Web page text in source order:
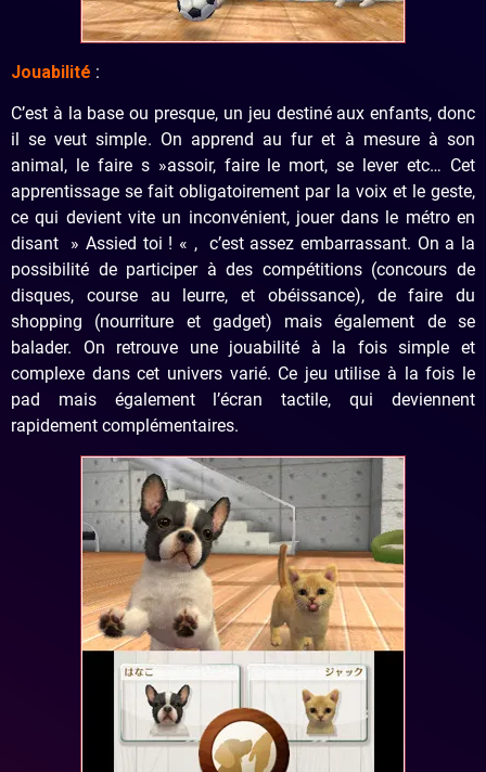
Jouabilité :
C’est à la base ou presque, un jeu destiné aux enfants, donc
il se veut simple. On apprend au fur et à mesure à son
animal, le faire s »assoir, faire le mort, se lever etc… Cet
apprentissage se fait obligatoirement par la voix et le geste,
ce qui devient vite un inconvénient, jouer dans le métro en
disant » Assied toi ! « , c’est assez embarrassant. On a la
possibilité de participer à des compétitions (concours de
disques, course au leurre, et obéissance), de faire du
shopping (nourriture et gadget) mais également de se
balader. On retrouve une jouabilité à la fois simple et
complexe dans cet univers varié. Ce jeu utilise à la fois le
pad mais également l’écran tactile, qui deviennent
rapidement complémentaires.